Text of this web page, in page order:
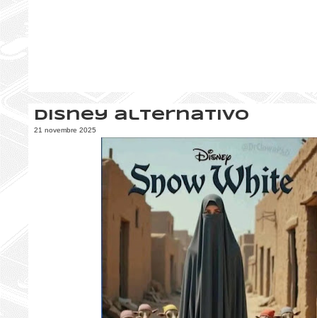
Disney alternativo
21 novembre 2025